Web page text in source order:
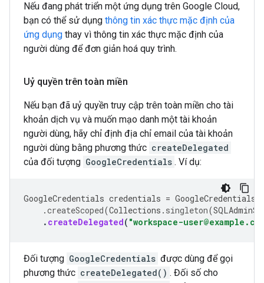
Nếu đang phát triển một ứng dụng trên Google Cloud,
bạn có thể sử dụng thông tin xác thực mặc định của
ứng dụng thay vì thông tin xác thực mặc định của
người dùng để đơn giản hoá quy trình.
Uỷ quyền trên toàn miền
Nếu bạn đã uỷ quyền truy cập trên toàn miền cho tài
khoản dịch vụ và muốn mạo danh một tài khoản
người dùng, hãy chỉ định địa chỉ email của tài khoản
người dùng bằng phương thức createDelegated
của đối tượng GoogleCredentials . Ví dụ:
GoogleCredentials credentials = GoogleCredentials
.createScoped(Collections . singleton(
. createDelegated( "workspace-
Đối tượng GoogleCredentials được dùng để gọi
phương thức createDelegated() . Đối số cho